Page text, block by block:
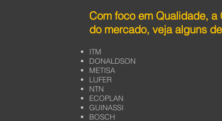
Com foco em Qualidade,
do mercado, veja alguns
ITM
DONALDSON
METISA
LUFER
NTN
ECOPLAN
GUINASSI
BOSCH